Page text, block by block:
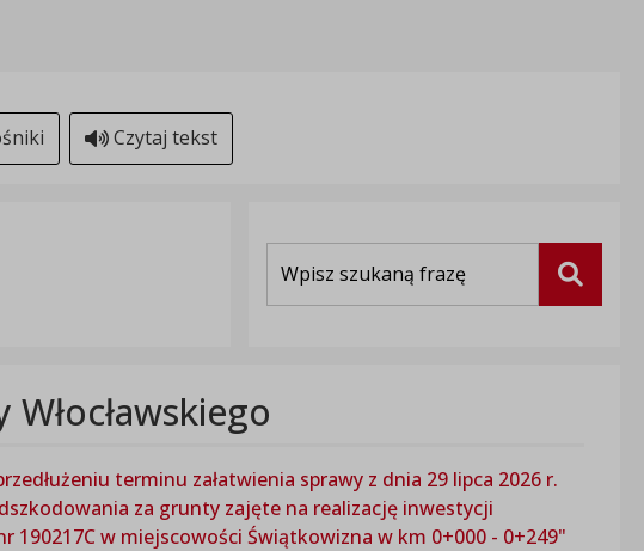
Czytaj tekst
Szukaj
terminu załatwienia sprawy z dnia 29 lipca 2026 r.
za grunty zajęte na realizację inwestycji
w miejscowości Świątkowizna w km 0+000 - 0+249"